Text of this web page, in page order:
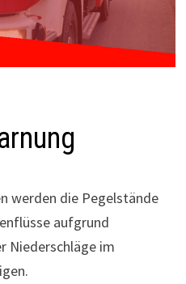
werden die Pegelstände
aufgrund
Niederschläge im